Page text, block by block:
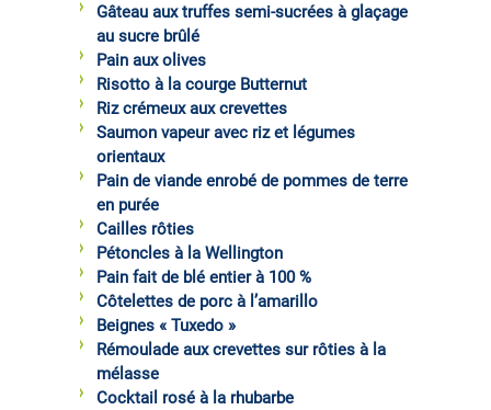
Gâteau aux truffes semi-sucrées à glaçage
au sucre brûlé
Pain aux olives
Risotto à la courge Butternut
Riz crémeux aux crevettes
Saumon vapeur avec riz et légumes
orientaux
Pain de viande enrobé de pommes de terre
en purée
Cailles rôties
Pétoncles à la Wellington
Pain fait de blé entier à 100 %
Côtelettes de porc à l’amarillo
Beignes « Tuxedo »
Rémoulade aux crevettes sur rôties à la
mélasse
Cocktail rosé à la rhubarbe